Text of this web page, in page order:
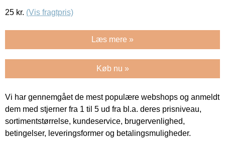
25 kr. (Vis fragtpris)
Læs mere »
Køb nu »
Vi har gennemgået de mest populære webshops og anmeldt
dem med stjerner fra 1 til 5 ud fra bl.a. deres prisniveau,
sortimentstørrelse, kundeservice, brugervenlighed,
betingelser, leveringsformer og betalingsmuligheder.